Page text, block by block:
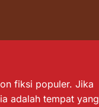
fiksi populer. Jika
adalah tempat yang